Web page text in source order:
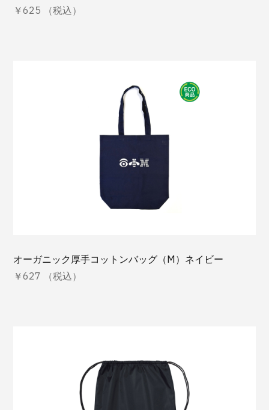
￥625 （税込）
オーガニック厚手コットンバッグ（M）ネイビー
￥627 （税込）